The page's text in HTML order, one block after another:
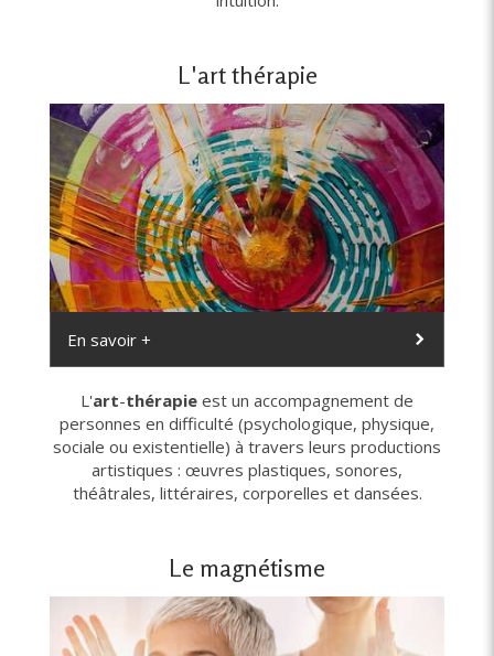
L'art thérapie
En savoir +
L'art-thérapie est un accompagnement de
personnes en difficulté (psychologique, physique,
sociale ou existentielle) à travers leurs productions
artistiques : œuvres plastiques, sonores,
théâtrales, littéraires, corporelles et dansées.
Le magnétisme